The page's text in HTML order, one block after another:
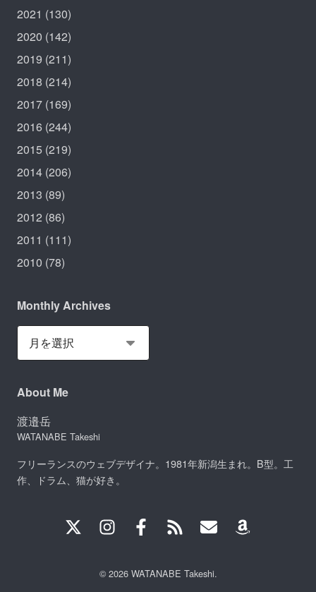
2021 (130)
2020 (142)
2019 (211)
2018 (214)
2017 (169)
2016 (244)
2015 (219)
2014 (206)
2013 (89)
2012 (86)
2011 (111)
2010 (78)
Monthly Archives
About Me
渡邉岳
WATANABE Takeshi
フリーランスのウェブデザイナ。1981年新潟生まれ。B型。工
作、ドラム、猫が好き。
© 2026 WATANABE Takeshi.